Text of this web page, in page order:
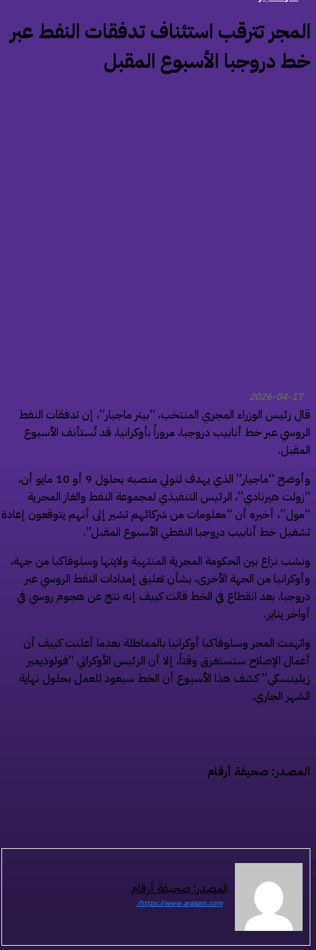
تترقب استئناف تدفقات النفط عبر
دروجبا الأسبوع المقبل
2026-04-17
رئيس الوزراء المجري المنتخب، “بيتر ماجيار”، إن تدفقات النفط
عبر خط أنابيب دروجبا، مروراً بأوكرانيا، قد تُستأنف الأسبوع
وأوضح “ماجيار” الذي يهدف لتولي منصبه بحلول 9 أو 10 مايو أن،
هيرنادي”، الرئيس التنفيذي لمجموعة النفط والغاز المجرية
أخبره أن “معلومات من شركائهم تشير إلى أنهم يتوقعون إعادة
خط أنابيب دروجبا النفطي الأسبوع المقبل”.
نزاع بين الحكومة المجرية المنتهية ولايتها وسلوفاكيا من جهة،
من الجهة الأخرى، بشأن تعليق إمدادات النفط الروسي عبر
بعد انقطاع في الخط قالت كييف إنه نتج عن هجوم روسي في
يناير.
المجر وسلوفاكيا أوكرانيا بالمماطلة بعدما أعلنت كييف أن
الإصلاح ستستغرق وقتاً، إلا أن الرئيس الأوكراني “فولوديمير
كشف هذا الأسبوع أن الخط سيعود للعمل بحلول نهاية
الجاري.
صحيفة أرقام
المصدر: صحيفة أرقام
https://www.argaam.com/